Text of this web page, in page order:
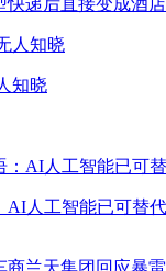
知晓
AI人工智能已可替代